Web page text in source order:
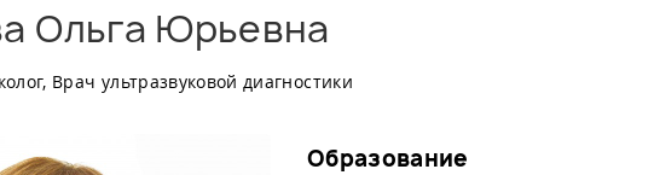
Ольга Юрьевна
Врач ультразвуковой диагностики
Образование